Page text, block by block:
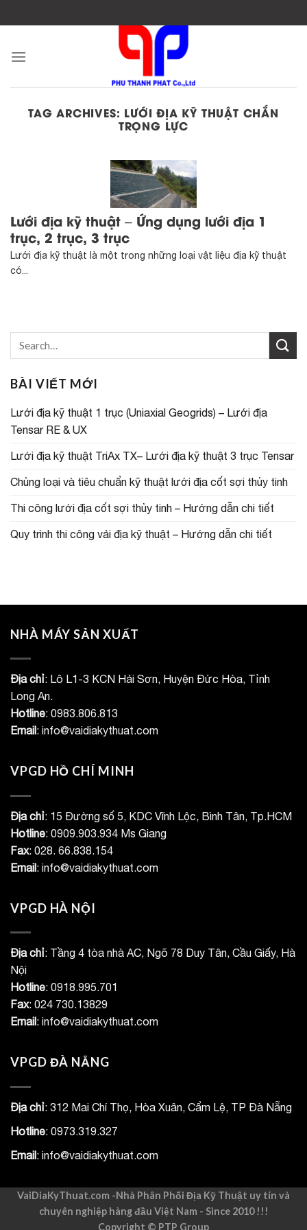
to
TAG ARCHIVES:
LƯỚI ĐỊA KỸ THUẬT CHẮN
TRỌNG LỰC
Lưới địa kỹ thuật – Ứng dụng lưới địa 1
trục, 2 trục, 3 trục
Lưới địa kỹ thuật là một trong những loại vật liệu địa kỹ thuật
có...
BÀI VIẾT MỚI
Lưới địa kỹ thuật 1 trục (Uniaxial Geogrids) – Lưới địa
Tensar RE & UX
Lưới địa kỹ thuật TriAx TX– Lưới địa kỹ thuật 3 trục Tensar
Chủng loại và tiêu chuẩn kỹ thuật lưới địa cốt sợi thủy tinh
Thi công lưới địa cốt sợi thủy tinh – Hướng dẫn chi tiết
Quy trình thi công vải địa kỹ thuật – Hướng dẫn chi tiết
NHÀ MÁY SẢN XUẤT
Địa chỉ: Lô L1-3 KCN Hải Sơn, Huyện Đức Hòa, Tỉnh
Long An.
Hotline: 0983.806.813
Email : info@vaidiakythuat.com
VPGD HỒ CHÍ MINH
Địa chỉ: 15 Đường số 5, KDC Vĩnh Lộc, Bình Tân, Tp.HCM
Hotline: 0909.903.934 Ms Giang
Fax: 028. 66.838.154
Email: info@vaidiakythuat.com
VPGD HÀ NỘI
Địa chỉ: Tầng 4 tòa nhà AC, Ngõ 78 Duy Tân, Cầu Giấy, Hà
Nội
Hotline: 0918.995.701
Fax: 024 730.13829
Email : info@vaidiakythuat.com
VPGD ĐÀ NẴNG
Địa chỉ: 312 Mai Chí Thọ, Hòa Xuân, Cẩm Lệ, TP Đà Nẵng
Hotline: 0973.319.327
Email: info@vaidiakythuat.com
VaiDiaKyThuat.com -Nhà Phân Phối Địa Kỹ Thuật uy tín và
chuyên nghiệp hàng đầu Việt Nam - Since 2010 !!!
Copyright © PTP Group